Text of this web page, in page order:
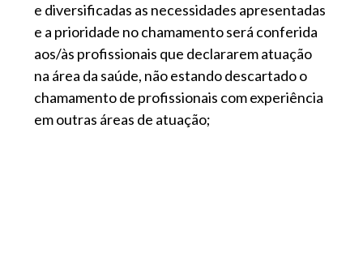
e diversificadas as necessidades apresentadas
e a prioridade no chamamento será conferida
aos/às profissionais que declararem atuação
na área da saúde, não estando descartado o
chamamento de profissionais com experiência
em outras áreas de atuação;